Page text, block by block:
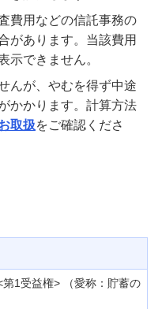
費用などの信託事務の
があります。当該費用
示できません。
んが、やむを得ず中途
かかります。計算方法
取扱をご確認くださ
1受益権> （愛称：貯蓄の